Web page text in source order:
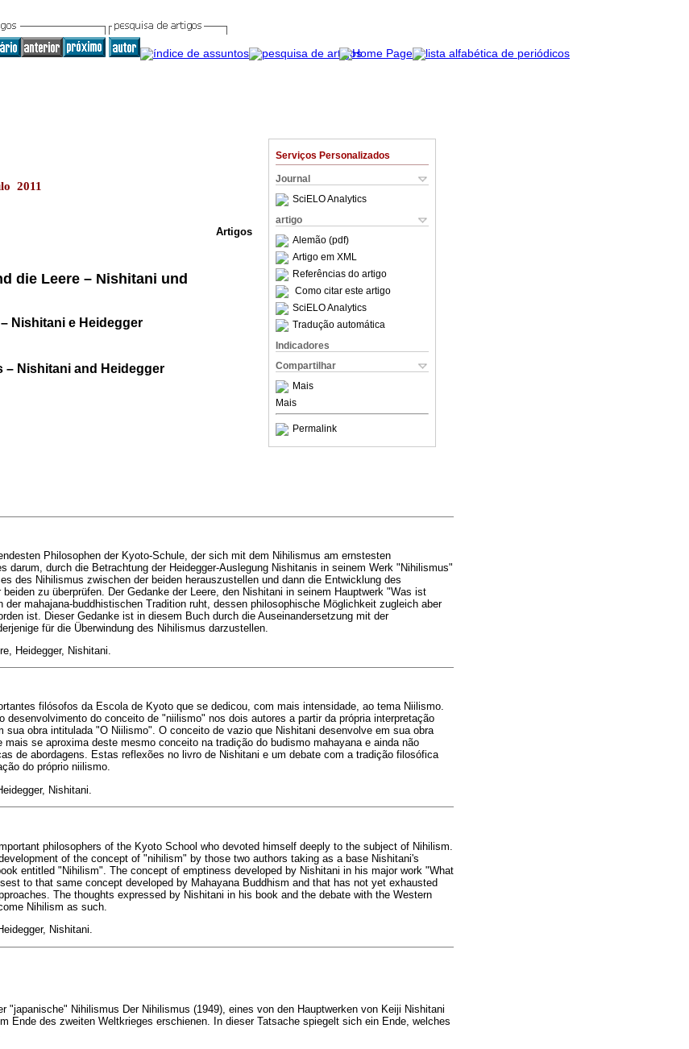
Serviços Personalizados
Journal
SciELO Analytics
artigo
Alemão (pdf)
Artigo em XML
Referências do artigo
Como citar este artigo
SciELO Analytics
Tradução automática
Indicadores
Compartilhar
Mais
Mais
Permalink
2011
Artigos
die Leere – Nishitani und
Nishitani e Heidegger
– Nishitani and Heidegger
Philosophen der Kyoto-Schule, der sich mit dem Nihilismus am ernstesten
darum, durch die Betrachtung der Heidegger-Auslegung Nishitanis in seinem Werk "Nihilismus"
des Nihilismus zwischen der beiden herauszustellen und dann die Entwicklung des
zu überprüfen. Der Gedanke der Leere, den Nishitani in seinem Hauptwerk "Was ist
mahajana-buddhistischen Tradition ruht, dessen philosophische Möglichkeit zugleich aber
ist. Dieser Gedanke ist in diesem Buch durch die Auseinandersetzung mit der
für die Überwindung des Nihilismus darzustellen.
Heidegger, Nishitani.
filósofos da Escola de Kyoto que se dedicou, com mais intensidade, ao tema Niilismo.
desenvolvimento do conceito de "niilismo" nos dois autores a partir da própria interpretação
sua obra intitulada "O Niilismo". O conceito de vazio que Nishitani desenvolve em sua obra
mais se aproxima deste mesmo conceito na tradição do budismo mahayana e ainda não
de abordagens. Estas reflexões no livro de Nishitani e um debate com a tradição filosófica
do próprio niilismo.
Nishitani.
philosophers of the Kyoto School who devoted himself deeply to the subject of Nihilism.
of the concept of "nihilism" by those two authors taking as a base Nishitani's
entitled "Nihilism". The concept of emptiness developed by Nishitani in his major work "What
to that same concept developed by Mahayana Buddhism and that has not yet exhausted
The thoughts expressed by Nishitani in his book and the debate with the Western
Nihilism as such.
Nishitani.
"japanische" Nihilismus Der Nihilismus (1949), eines von den Hauptwerken von Keiji Nishitani
Ende des zweiten Weltkrieges erschienen. In dieser Tatsache spiegelt sich ein Ende, welches